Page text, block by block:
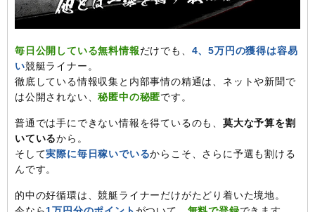
毎日公開している無料情報だけでも、 4、5万円の獲得は容易
い競艇ライナー。
徹底している情報収集と内部事情の精通は、ネットや新聞で
は公開されない、秘匿中の秘匿です。
普通では手にできない情報を得ているのも、 莫大な予算を割
いているから。
そして実際に毎日稼いでいるからこそ、さらに予選も割ける
んです。
的中の好循環は、競艇ライナーだけがたどり着いた境地。